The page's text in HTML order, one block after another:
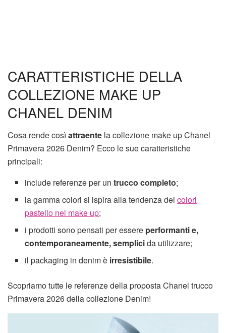
CARATTERISTICHE DELLA
COLLEZIONE MAKE UP
CHANEL DENIM
Cosa rende così attraente la collezione make up Chanel
Primavera 2026 Denim? Ecco le sue caratteristiche
principali:
include referenze per untrucco completo;
la gamma colori si ispira alla tendenza deicolori
pastello nel make up;
i prodotti sono pensati per essere performanti e,
contemporaneamente, semplicida utilizzare;
il packaging in denim è irresistibile.
Scopriamo tutte le referenze della proposta Chanel trucco
Primavera 2026 della collezione Denim!